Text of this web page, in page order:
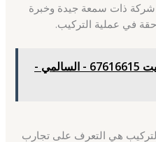
شركة ذات سمعة جيدة وخبرة
في عملية التركيب.
تركيب باركيه الكويت 67616615 - السالمي -
هي التعرف على تجارب